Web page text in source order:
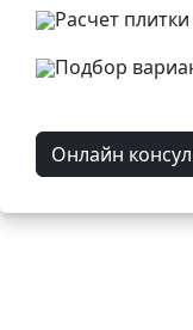
Расчет
Подбор
Онлайн